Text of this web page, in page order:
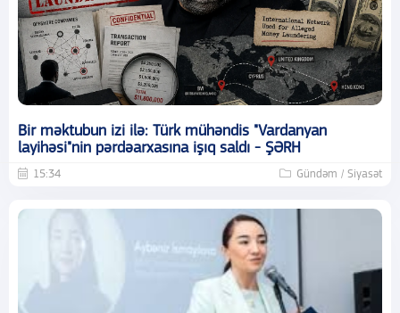
Bir məktubun izi ilə: Türk mühəndis "Vardanyan
layihəsi"nin pərdəarxasına işıq saldı - ŞƏRH
15:34 Gündəm / Siyasət